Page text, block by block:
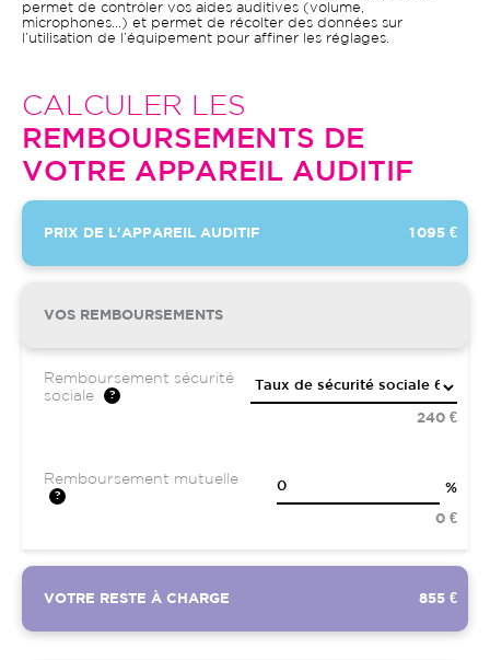
permet de contrôler vos aides auditives (volume,
microphones…) et permet de récolter des données sur
l’utilisation de l’équipement pour affiner les réglages.
CALCULER LES
REMBOURSEMENTS DE
VOTRE APPAREIL AUDITIF
PRIX DE L'APPAREIL AUDITIF 1 095 €
VOS REMBOURSEMENTS
Remboursement sécurité
sociale
240 €
Remboursement mutuelle
%
0 €
VOTRE RESTE À CHARGE 855 €